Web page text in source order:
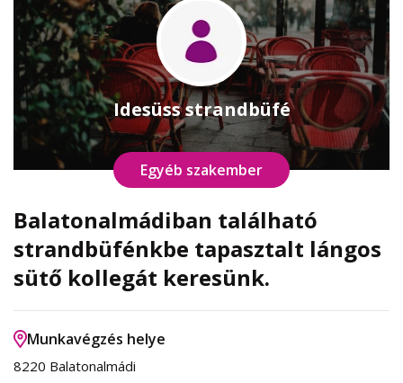
Idesüss strandbüfé
Egyéb szakember
Balatonalmádiban található
strandbüfénkbe tapasztalt lángos
sütő kollegát keresünk.
Munkavégzés helye
8220 Balatonalmádi